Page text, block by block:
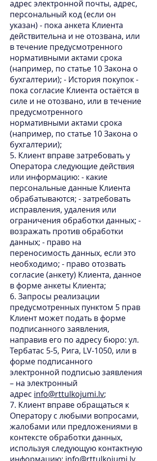
адрес электронной почты, адрес,
персональный код (если он
указан) - пока анкета Клиента
действительна и не отозвана, или
в течение предусмотренного
нормативными актами срока
(например, по статье 10 Закона о
бухгалтерии); - История покупок -
пока согласие Клиента остаётся в
силе и не отозвано, или в течение
предусмотренного
нормативными актами срока
(например, по статье 10 Закона о
бухгалтерии);
5. Клиент вправе затребовать у
Оператора следующие действия
или информацию: - какие
персональные данные Клиента
обрабатываются; - затребовать
исправления, удаления или
ограничения обработки данных; -
возражать против обработки
данных; - право на
переносимость данных, если это
необходимо; - право отозвать
согласие (анкету) Клиента, данное
в форме анкеты Клиента;
6. Запросы реализации
предусмотренных пунктом 5 прав
Клиент может подать в форме
подписанного заявления,
направив его по адресу бюро: ул.
Тербатaс 5-5, Рига, LV-1050, или в
форме подписанного
электронной подписью заявления
– на электронный
адрес info@rttulkojumi.lv;
7. Клиент вправе обращаться к
Оператору с любыми вопросами,
жалобами или предложениями в
контексте обработки данных,
используя следующую контактную